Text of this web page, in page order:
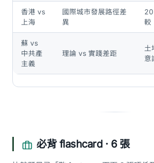
香港 vs
上海
國際城市發展路徑差
異
較
蘇 vs
中共產
主義
理論 vs 實踐差距
土
意
必背 flashcard · 6 張